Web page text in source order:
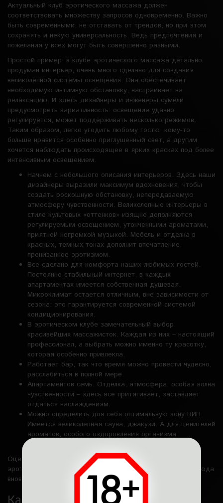
Актуальный клуб эротического массажа должен
соответствовать множеству запросов одновременно. Важно
быть современными, не отставать от трендов, но при этом
сохранять и некую универсальность. Ведь предпочтения и
пожелания у всех могут быть совершенно разными.
Простой пример: в клубе эротического массажа детально
продуман интерьер, очень много сделано для создания
великолепной системы освещения. Она обеспечивает
необходимую интимную обстановку, настраивает на
релаксацию. И здесь дизайнеры и инженеры сумели
предусмотреть вариативность: освещение удачно
регулируется, может поддерживать несколько режимов.
Таким образом, легко угодить любому гостю: кому-то
больше нравится особенно приглушенный свет, а другим
хочется наблюдать происходящее в ярких красках под более
интенсивным освещением.
Начнем с небольшого описания интерьеров. Здесь наши
дизайнеры выразили максимум вдохновения, чтобы
создать роскошную обстановку, непередаваемую
атмосферу чувственности. Великолепные интерьеры в
стиле культовых «оттенков» изящно дополняются
регулируемым освещением, утонченными ароматами,
приятной негромкой музыкой. Мебель и отделка в
красных, темных тонах дополнит впечатление,
пронизанное эротизмом.
Все сделано для комфорта наших любимых гостей.
Постоянно стабильный интернет, в каждых
апартаментах имеется собственная душевая.
Микроклимат остается отличным, вне зависимости от
сезона: это гарантируется современной системой
кондиционирования.
В эротическом клубе замечательный выбор
красивейших массажисток. Каждая из них – настоящий
профессионал, а выбрать можно именно ту красотку,
которая особенно привлекла.
Работает бар, так что время можно провести чудесно,
расслабиться в полной мере.
Апартаментов семь. Отделка, атмосфера, особая волна
чувственности – здесь все притягивает, заставляет
отдаться наслаждениям.
Можно определить для себя оптимальную зону ВИП.
Имеется великолепная сауна, джакузи. А для ценителей
ароматов, особого оздоровления организма
Оцените лично все разнообразные плюсы релаксации в
эротическом клубе. Вы непременно захотите вернуться сюда
вновь.